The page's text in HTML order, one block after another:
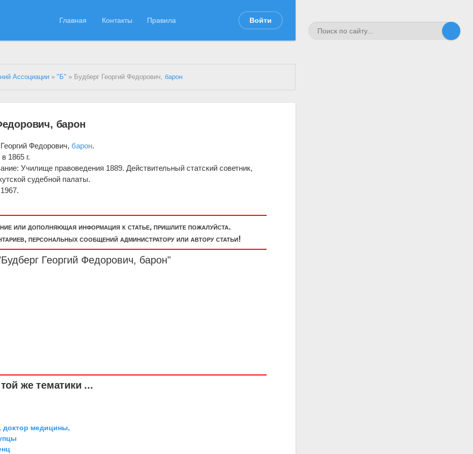
Главная Контакты Правила Войти
Ассоциации »"Б" » Будберг Георгий Федорович,барон
барон
Федорович, барон.
1865 г.
Училище правоведения 1889. Действительный статский советник,
судебной палаты.
или дополняющая информация к статье, пришлите пожалуйста.
персональных сообщений администратору или автору статьи!
Георгий Федорович, барон"
же тематики ...
медицины,